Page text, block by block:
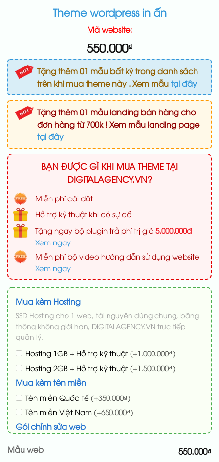
Theme wordpress in ấn
Mã website:
550.000₫
Tặng thêm 01 mẫu bất kỳ trong danh sách
trên khi mua theme này . Xem mẫutại đây
Tặng thêm 01 mẫu landing bán hàng cho
đơn hàng từ 700k ! Xem mẫu landing page
tại đây
BẠN ĐƯỢC GÌ KHI MUA THEME TẠI
DIGITALAGENCY.VN?
Miễn phí cài đặt
Hỗ trợ kỹ thuật khi có sự cố
Tặng ngay bộ plugin trả phí trị giá 5.000.000đ
Xem ngay
Miễn phí bộ video hướng dẫn sử dụng website
Xem ngay
Mua kèm Hosting
SSD Hosting cho 1 web, tài nguyên dùng chung, băng
thông không giới hạn, DIGITALAGENCY.VN trực tiếp
quản lý.
Hosting 1GB + Hỗ trợ kỹ thuật (+1.000.000₫)
Hosting 2GB + Hỗ trợ kỹ thuật (+1.500.000₫)
Mua kèm tên miền
Tên miền Quốc tế (+350.000₫)
Tên miền Việt Nam (+650.000₫)
Gói chỉnh sửa web
Thay logo + thông tin doanh nghiệp
(+50.000₫)
Mẫu web 550.000₫